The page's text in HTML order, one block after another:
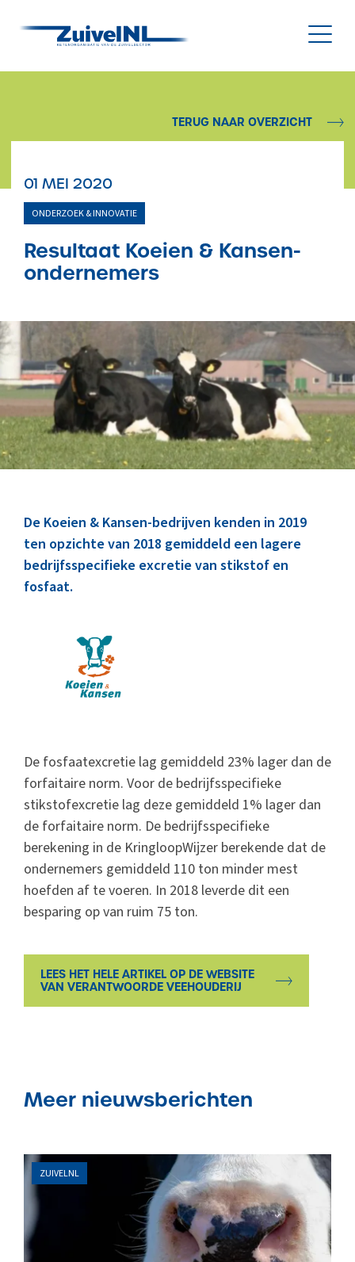
Duurzaamheid
Diergezondheid
Onderzoek & Innovatie
Gegevensbeheer & Verstrekking
Marktinformatie
Thema’s & Over ZuivelNL
TERUG NAAR OVERZICHT
01 MEI 2020
ONDERZOEK & INNOVATIE
Resultaat Koeien & Kansen-
ondernemers
De Koeien & Kansen-bedrijven kenden in 2019
ten opzichte van 2018 gemiddeld een lagere
bedrijfsspecifieke excretie van stikstof en
fosfaat.
De fosfaatexcretie lag gemiddeld 23% lager dan de
forfaitaire norm. Voor de bedrijfsspecifieke
stikstofexcretie lag deze gemiddeld 1% lager dan
de forfaitaire norm. De bedrijfsspecifieke
berekening in de KringloopWijzer berekende dat de
ondernemers gemiddeld 110 ton minder mest
hoefden af te voeren. In 2018 leverde dit een
besparing op van ruim 75 ton.
LEES HET HELE ARTIKEL OP DE WEBSITE
VAN VERANTWOORDE VEEHOUDERIJ
Meer nieuwsberichten
ZUIVELNL